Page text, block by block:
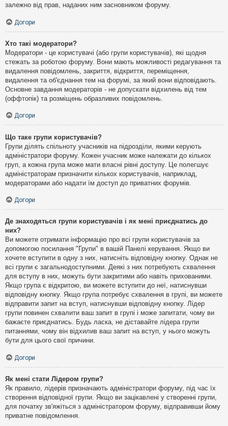
залежно від прав, наданих ним засновником форуму.
Догори
Хто такі модератори?
Модератори - це користувачі (або групи користувачів), які щодня
стежать за роботою форуму. Вони мають можливості редагування та
видалення повідомлень, закриття, відкриття, переміщення,
видалення та об'єднання тем на форумі, за який вони відповідають.
Основне завдання модераторів - не допускати відхилень від тем
(оффтопік) та розміщень образливих повідомлень.
Догори
Що таке групи користувачів?
Групи ділять спільноту учасників на підрозділи, якими керують
адміністратори форуму. Кожен учасник може належати до кількох
груп, а кожна група може мати власні рівні доступу. Це полегшує
адміністраторам призначити кількох користувачів, наприклад,
модераторами або надати їм доступ до приватних форумів.
Догори
Де знаходяться групи користувачів і як мені приєднатись до
них?
Ви можете отримати інформацію про всі групи користувачів за
допомогою посилання "Групи" в вашій Панелі керування. Якщо ви
хочете вступити в одну з них, натисніть відповідну кнопку. Однак не
всі групи є загальнодоступними. Деякі з них потребують схвалення
для вступу в них, можуть бути закритими або навіть прихованими.
Якщо група є відкритою, ви можете вступити до неї, натиснувши
відповідну кнопку. Якщо група потребує схвалення в групі, ви можете
відправити запит на вступ, натиснувши відповідну кнопку. Лідер
групи повинен схвалити ваш запит в групі і може запитати, чому ви
бажаєте приєднатись. Будь ласка, не діставайте лідера групи
питаннями, чому він відхилив ваш запит на вступ, у нього можуть
бути для цього свої причини.
Догори
Як мені стати Лідером групи?
Як правило, лідерів призначають адміністратори форуму, під час їх
створення відповідної групи. Якщо ви зацікавлені у створенні групи,
для початку зв'яжіться з адміністратором форуму, відправивши йому
приватне повідомлення.